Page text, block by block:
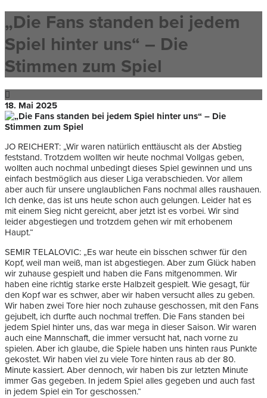
„Die Fans standen bei jedem
Spiel hinter uns“ – Die
Stimmen zum Spiel
18. Mai 2025
JO REICHERT: „Wir waren natürlich enttäuscht als der Abstieg
feststand. Trotzdem wollten wir heute nochmal Vollgas geben,
wollten auch nochmal unbedingt dieses Spiel gewinnen und uns
einfach bestmöglich aus dieser Liga verabschieden. Vor allem
aber auch für unsere unglaublichen Fans nochmal alles raushauen.
Ich denke, das ist uns heute schon auch gelungen. Leider hat es
mit einem Sieg nicht gereicht, aber jetzt ist es vorbei. Wir sind
leider abgestiegen und trotzdem gehen wir mit erhobenem
Haupt.“
SEMIR TELALOVIC: „Es war heute ein bisschen schwer für den
Kopf, weil man weiß, man ist abgestiegen. Aber zum Glück haben
wir zuhause gespielt und haben die Fans mitgenommen. Wir
haben eine richtig starke erste Halbzeit gespielt. Wie gesagt, für
den Kopf war es schwer, aber wir haben versucht alles zu geben.
Wir haben zwei Tore hier noch zuhause geschossen, mit den Fans
gejubelt, ich durfte auch nochmal treffen. Die Fans standen bei
jedem Spiel hinter uns, das war mega in dieser Saison. Wir waren
auch eine Mannschaft, die immer versucht hat, nach vorne zu
spielen. Aber ich glaube, die Spiele haben uns hinten raus Punkte
gekostet. Wir haben viel zu viele Tore hinten raus ab der 80.
Minute kassiert. Aber dennoch, wir haben bis zur letzten Minute
immer Gas gegeben. In jedem Spiel alles gegeben und auch fast
in jedem Spiel ein Tor geschossen.“